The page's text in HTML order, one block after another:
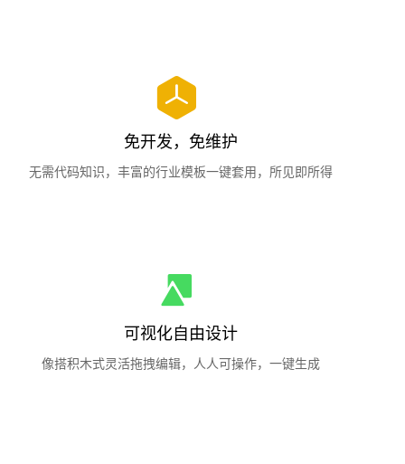
免开发，免维护
无需代码知识，丰富的行业模板一键套用，所见即所得
可视化自由设计
像搭积木式灵活拖拽编辑，人人可操作，一键生成